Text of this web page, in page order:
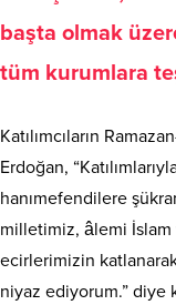
başta olmak
tüm kurumlara
Katılımcıların
Erdoğan,
hanımefendilere
milletimiz, âlemi İslam
ecirlerimizin katlanarak
niyaz ediyorum.” diye